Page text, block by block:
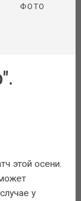
ФОТО
этой осени.
у